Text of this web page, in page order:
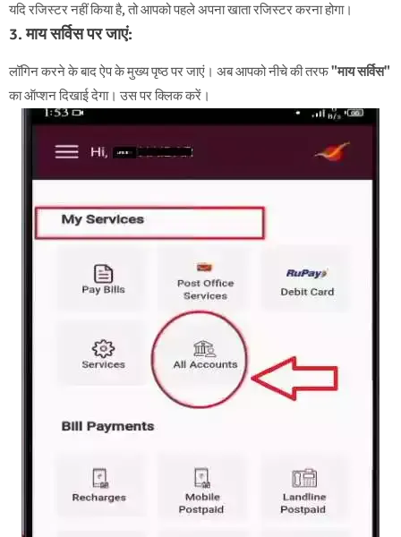
यदि रजिस्टर नहीं किया है, तो आपको पहले अपना खाता रजिस्टर करना होगा।
3.माय सर्विस पर जाएं:
लॉगिन करने के बाद ऐप के मुख्य पृष्ठ पर जाएं। अब आपको नीचे की तरफ"माय सर्विस"
का ऑप्शन दिखाई देगा। उस पर क्लिक करें।